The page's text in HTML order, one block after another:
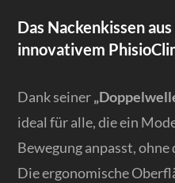
Das Nackenkissen
innovativem
Dank seiner
ideal für alle, die ein
Bewegung anpasst, ohne
Die ergonomische